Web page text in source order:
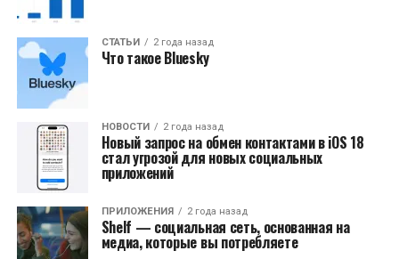
СТАТЬИ 2 года назад
Что такое Bluesky
НОВОСТИ 2 года назад
Новый запрос на обмен контактами в iOS 18
стал угрозой для новых социальных
приложений
ПРИЛОЖЕНИЯ 2 года назад
Shelf — социальная сеть, основанная на
медиа, которые вы потребляете